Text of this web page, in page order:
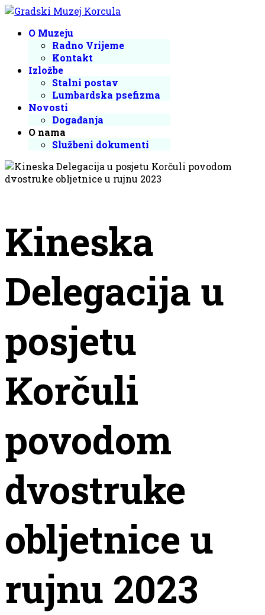
O Muzeju
Radno Vrijeme
Kontakt
Izložbe
Stalni postav
Lumbardska psefizma
Novosti
Događanja
O nama
Službeni dokumenti
Kineska
Delegacija u
posjetu
Korčuli
povodom
dvostruke
obljetnice u
rujnu 2023